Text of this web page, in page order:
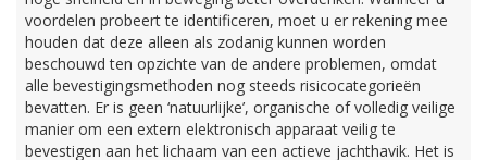
voordelen probeert te identificeren, moet u er rekening mee
houden dat deze alleen als zodanig kunnen worden
beschouwd ten opzichte van de andere problemen, omdat
alle bevestigingsmethoden nog steeds risicocategorieën
bevatten. Er is geen ‘natuurlijke’, organische of volledig veilige
manier om een ​​extern elektronisch apparaat veilig te
bevestigen aan het lichaam van een actieve jachthavik. Het is